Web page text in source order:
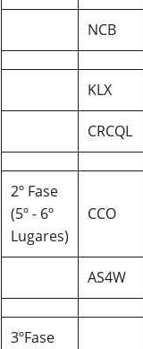
NCB
KLX
CRCQL
2º Fase
(5º - 6º
Lugares)
CCO
AS4W
3ºFase